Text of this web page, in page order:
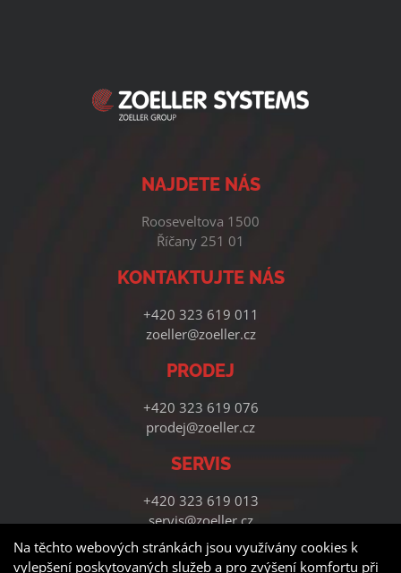
NAJDETE NÁS
Rooseveltova 1500
Říčany 251 01
KONTAKTUJTE NÁS
+420 323 619 011
zoeller@zoeller.cz
PRODEJ
+420 323 619 076
prodej@zoeller.cz
SERVIS
+420 323 619 013
servis@zoeller.cz
Na těchto webových stránkách jsou využívány cookies k
vylepšení poskytovaných služeb a pro zvýšení komfortu při